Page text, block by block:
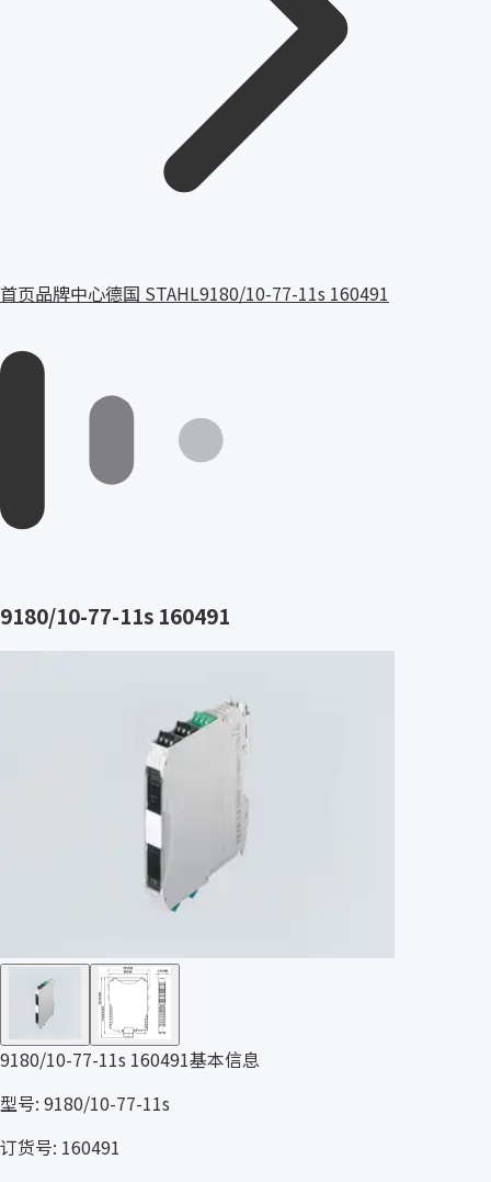
首页品牌中心德国 STAHL9180/10-77-11s 160491
9180/10-77-11s 160491
9180/10-77-11s 160491基本信息
型号: 9180/10-77-11s
订货号: 160491